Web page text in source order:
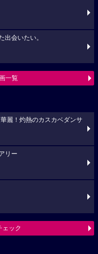
出会いたい。
一覧
麗！灼熱のカスカベダンサ
リー
ェック